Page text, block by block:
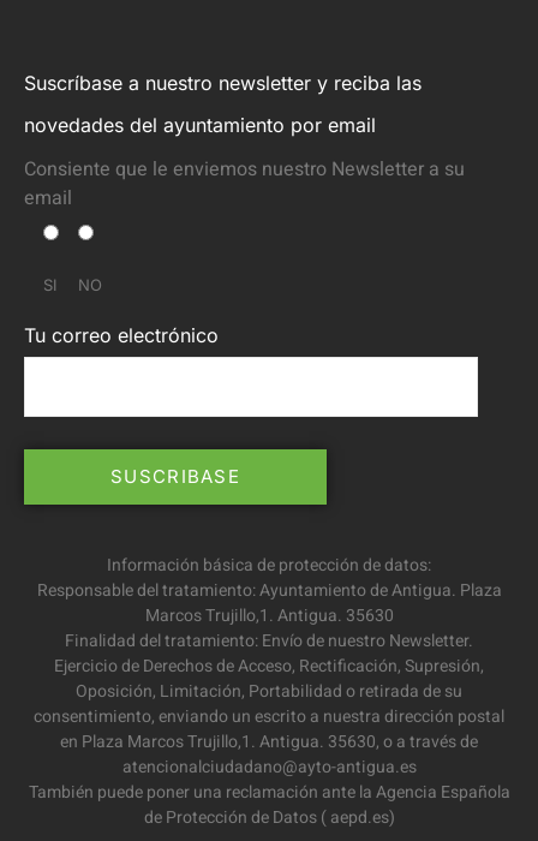
Suscríbase a nuestro newsletter y reciba las
novedades del ayuntamiento por email
Consiente que le enviemos nuestro Newsletter a su
email
SI NO
Tu correo electrónico
Información básica de protección de datos:
Responsable del tratamiento: Ayuntamiento de Antigua. Plaza
Marcos Trujillo,1. Antigua. 35630
Finalidad del tratamiento: Envío de nuestro Newsletter.
Ejercicio de Derechos de Acceso, Rectificación, Supresión,
Oposición, Limitación, Portabilidad o retirada de su
consentimiento, enviando un escrito a nuestra dirección postal
en Plaza Marcos Trujillo,1. Antigua. 35630, o a través de
atencionalciudadano@ayto-antigua.es
También puede poner una reclamación ante la Agencia Española
de Protección de Datos ( aepd.es)